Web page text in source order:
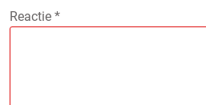
Reactie *